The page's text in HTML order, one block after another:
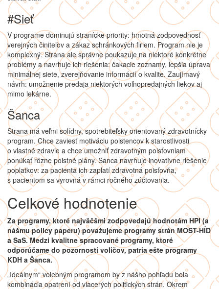
#Sieť
V programe dominujú stranícke priority: hmotná zodpovednosť
verejných činiteľov a zákaz schránkových firiem. Program nie je
komplexný. Strana ale správne poukazuje na niektoré konkrétne
problémy a navrhuje ich riešenia: čakacie zoznamy, lepšia úprava
minimálnej siete, zverejňovanie informácií o kvalite. Zaujímavý
návrh: umožnenie predaja niektorých voľnopredajných liekov aj
mimo lekárne.
Šanca
Strana má veľmi solídny, spotrebiteľsky orientovaný zdravotnícky
program. Chce zaviesť motiváciu poistencov k starostlivosti
o vlastné zdravie a chce umožniť zdravotným poisťovniam
ponúkať rôzne poistné plány. Šanca navrhuje inovatívne riešenie
poplatkov: za pacienta ich zaplatí zdravotná poisťovňa,
s pacientom sa vyrovná v rámci ročného zúčtovania.
Celkové hodnotenie
Za programy, ktoré najväčšmi zodpovedajú hodnotám HPI (a
nášmu policy paperu) považujeme programy strán MOST-HÍD
a SaS. Medzi kvalitne spracované programy, ktoré
odporúčame do pozornosti voličov, patria ešte programy
KDH a Šanca.
„Ideálnym“ volebným programom by z nášho pohľadu bola
kombinácia opatrení od viacerých politických strán. Okrem